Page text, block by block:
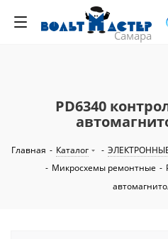
PD6340
Главная - Каталог -
- Микросхемы ремонтные -